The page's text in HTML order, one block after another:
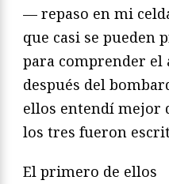
— repaso en mi
que casi se pueden
para comprender el
después del
ellos entendí mejor
los tres fueron
El primero de ellos